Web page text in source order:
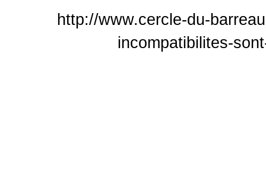
http://www.cercle-du-
incompatibilites-